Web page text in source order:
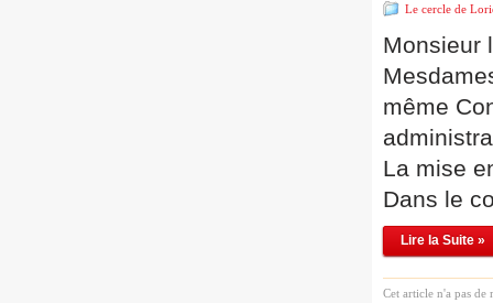
Le cercle de
Monsieur
même
La mise
Dans le
Lire la Suite »
Cet article n'a pas de